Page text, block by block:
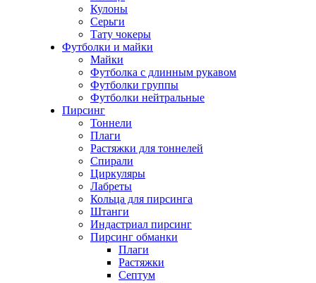
Кулоны
Серьги
Тату чокеры
Футболки и майки
Майки
Футболка с длинным рукавом
Футболки группы
Футболки нейтральные
Пирсинг
Тоннели
Плаги
Растяжки для тоннелей
Спирали
Циркуляры
Лабреты
Кольца для пирсинга
Штанги
Индастриал пирсинг
Пирсинг обманки
Плаги
Растяжки
Септум